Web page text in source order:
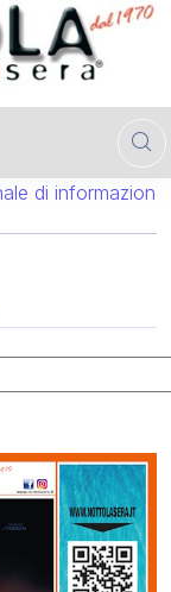
di informazione